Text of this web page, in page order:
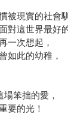
，已是情勢
是我們先呼
別叢林法則
他是用「現
《罪行》 當
「國外萬般
出高度，台灣
被現實的社會
對這世界最好
一次想起，
如此的幼稚，
笨拙的愛，
要的光！